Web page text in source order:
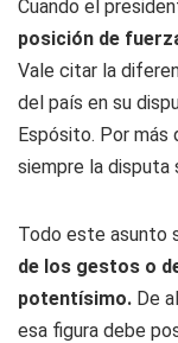
Cuando el
posición de
Vale citar la
del país en su
Espósito. Por más
siempre la disputa
Todo este asunto
de los gestos o
potentísimo. De
esa figura debe